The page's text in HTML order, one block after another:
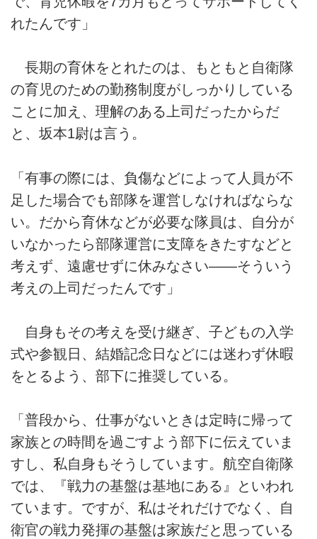
れたんです」
長期の育休をとれたのは、もともと自衛隊
の育児のための勤務制度がしっかりしている
ことに加え、理解のある上司だったからだ
と、坂本1尉は言う。
「有事の際には、負傷などによって人員が不
足した場合でも部隊を運営しなければならな
い。だから育休などが必要な隊員は、自分が
いなかったら部隊運営に支障をきたすなどと
考えず、遠慮せずに休みなさい――そういう
考えの上司だったんです」
自身もその考えを受け継ぎ、子どもの入学
式や参観日、結婚記念日などには迷わず休暇
をとるよう、部下に推奨している。
「普段から、仕事がないときは定時に帰って
家族との時間を過ごすよう部下に伝えていま
すし、私自身もそうしています。航空自衛隊
では、『戦力の基盤は基地にある』といわれ
ています。ですが、私はそれだけでなく、自
衛官の戦力発揮の基盤は家族だと思っている